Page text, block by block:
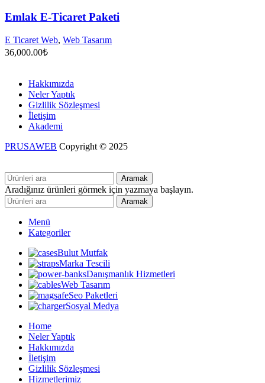
Emlak E-Ticaret Paketi
E Ticaret Web, Web Tasarım
36,000.00₺
Hakkımızda
Neler Yaptık
Gizlilik Sözleşmesi
İletişim
Akademi
PRUSAWEB Copyright © 2025
Aramak
Aradığınız ürünleri görmek için yazmaya başlayın.
Aramak
Menü
Kategoriler
Bulut Mutfak
Marka Tescili
Danışmanlık Hizmetleri
Web Tasarım
Seo Paketleri
Sosyal Medya
Home
Neler Yaptık
Hakkımızda
İletişim
Gizlilik Sözleşmesi
Hizmetlerimiz